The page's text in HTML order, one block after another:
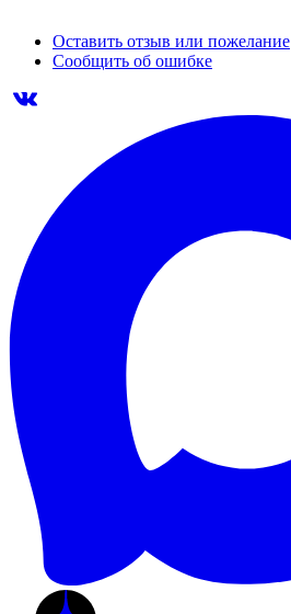
Оставить отзыв или пожелание
Сообщить об ошибке